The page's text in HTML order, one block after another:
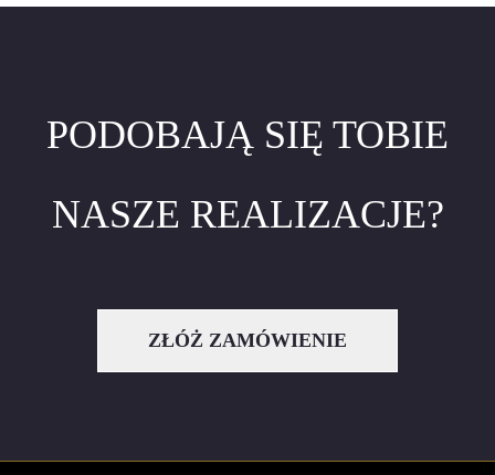
PODOBAJĄ SIĘ TOBIE
NASZE REALIZACJE?
ZŁÓŻ ZAMÓWIENIE